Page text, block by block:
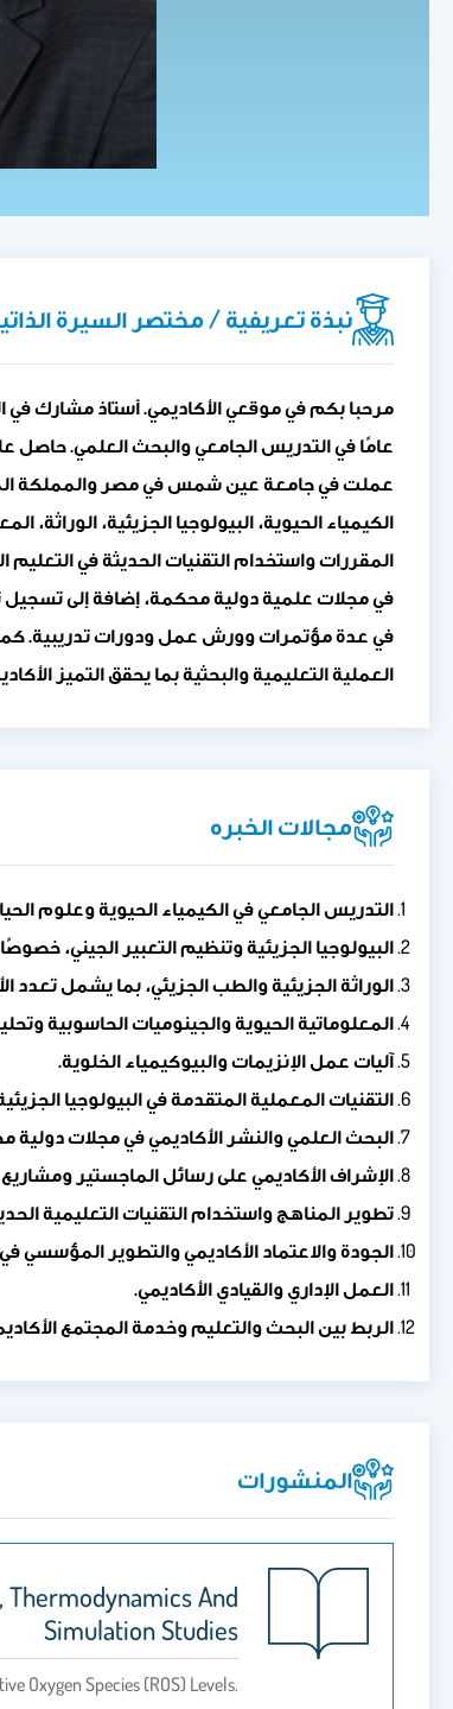
نبذة تعريفية / مختصر السيرة
مرحبا بكم في موقعي الأكاديمي. أستاذ مشارك في
عامًا في التدريس الجامعي والبحث العلمي. حاصل
عملت في جامعة عين شمس في مصر والمملكة
المقررات واستخدام التقنيات الحديثة في
في مجلات علمية دولية محكمة، إضافة إلى
في عدة مؤتمرات وورش عمل ودورات تدريبية. كما
العملية التعليمية والبحثية بما يحقق التميز
مجالات الخبره
التدريس الجامعي في الكيمياء الحيوية وعلوم الحياة، مع خبرة تزيد عن 20 عامًا في
البيولوجيا الجزيئية وتنظيم التعبير الجيني،
الوراثة الجزيئية والطب الجزيئي، بما يشمل تعدد
المعلوماتية الحيوية والجينوميات الحاسوبية
آليات عمل الإنزيمات والبيوكيمياء الخلوية.
التقنيات المعملية المتقدمة في البيولوجيا
البحث العلمي والنشر الأكاديمي في مجلات دولية
الإشراف الأكاديمي على رسائل الماجستير ومشاريع
تطوير المناهج واستخدام التقنيات التعليمية
الجودة والاعتماد الأكاديمي والتطوير المؤسسي في
العمل الإداري والقيادي الأكاديمي.
الربط بين البحث والتعليم وخدمة المجتمع
المنشورات
Thermodynamics And
Simulation Studies
Oxygen Species (ROS) Levels.